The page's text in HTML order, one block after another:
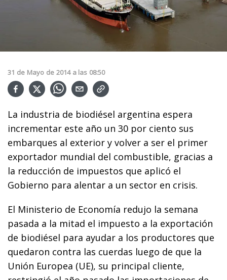
31 de Mayo de 2014 a las 08:50
La industria de biodiésel argentina espera
incrementar este año un 30 por ciento sus
embarques al exterior y volver a ser el primer
exportador mundial del combustible, gracias a
la reducción de impuestos que aplicó el
Gobierno para alentar a un sector en crisis.
El Ministerio de Economía redujo la semana
pasada a la mitad el impuesto a la exportación
de biodiésel para ayudar a los productores que
quedaron contra las cuerdas luego de que la
Unión Europea (UE), su principal cliente,